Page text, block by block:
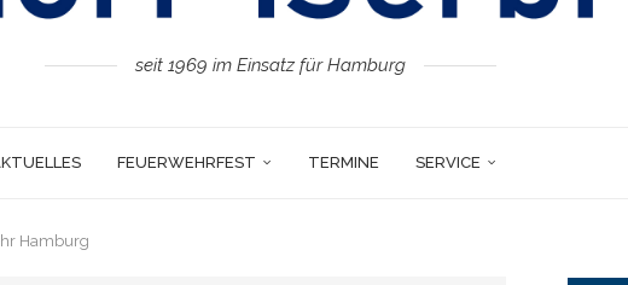
seit 1969 im Einsatz für Hamburg
FEUERWEHRFEST TERMINE SERVICE
Hamburg